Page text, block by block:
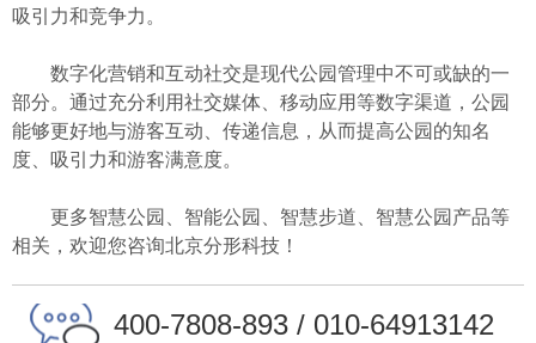
吸引力和竞争力。
数字化营销和互动社交是现代公园管理中不可或缺的一
部分。通过充分利用社交媒体、移动应用等数字渠道，公园
能够更好地与游客互动、传递信息，从而提高公园的知名
度、吸引力和游客满意度。
更多智慧公园、智能公园、智慧步道、智慧公园产品等
相关，欢迎您咨询北京分形科技！
400-7808-893 / 010-64913142